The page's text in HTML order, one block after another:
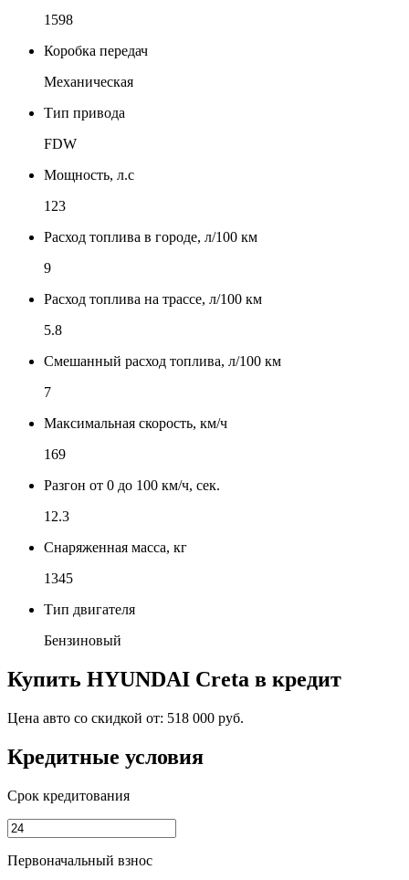
1598
Коробка передач
Механическая
Тип привода
FDW
Мощность, л.с
123
Расход топлива в городе, л/100 км
9
Расход топлива на трассе, л/100 км
5.8
Смешанный расход топлива, л/100 км
7
Максимальная скорость, км/ч
169
Разгон от 0 до 100 км/ч, сек.
12.3
Снаряженная масса, кг
1345
Тип двигателя
Бензиновый
Купить HYUNDAI Creta в кредит
Цена авто со скидкой от: 518 000 руб.
Кредитные условия
Срок кредитования
Первоначальный взнос